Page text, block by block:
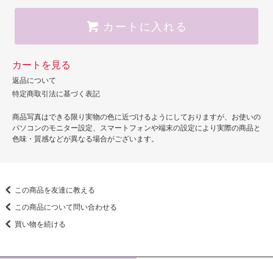
カートに入れる
カートを見る
返品について
特定商取引法に基づく表記
商品写真はできる限り実物の色に近づけるようにしておりますが、お使いの
パソコンのモニター設定、スマートフォンや端末の設定により実際の商品と
色味・質感などが異なる場合がございます。
この商品を友達に教える
この商品について問い合わせる
買い物を続ける